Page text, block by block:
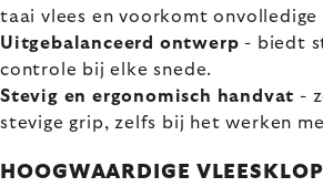
taai vlees en voorkomt onvolledige
Uitgebalanceerd ontwerp - biedt
controle bij elke snede.
Stevig en ergonomisch handvat -
stevige grip, zelfs bij het werken
HOOGWAARDIGE